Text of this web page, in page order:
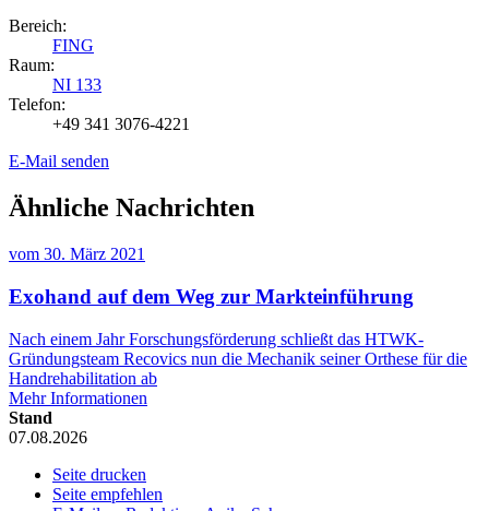
Bereich:
FING
Raum:
NI 133
Telefon:
+49 341 3076-4221
E-Mail senden
Ähnliche Nachrichten
vom 30. März 2021
Exohand auf dem Weg zur Markteinführung
Nach einem Jahr Forschungsförderung schließt das HTWK-
Gründungsteam Recovics nun die Mechanik seiner Orthese für die
Handrehabilitation ab
Mehr Informationen
Stand
07.08.2026
Seite drucken
Seite empfehlen